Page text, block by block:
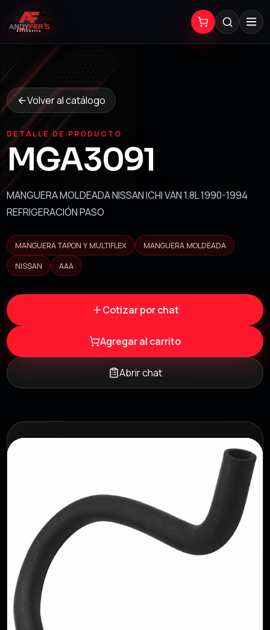
Volver al catálogo
DETALLE DE PRODUCTO
MGA3091
MANGUERA MOLDEADA NISSAN ICHI VAN 1.8L 1990-1994
REFRIGERACIÓN PASO
MANGUERA TAPON Y MULTIFLEX
MANGUERA MOLDEADA
NISSAN
AAA
Cotizar por chat
Agregar al carrito
Abrir chat